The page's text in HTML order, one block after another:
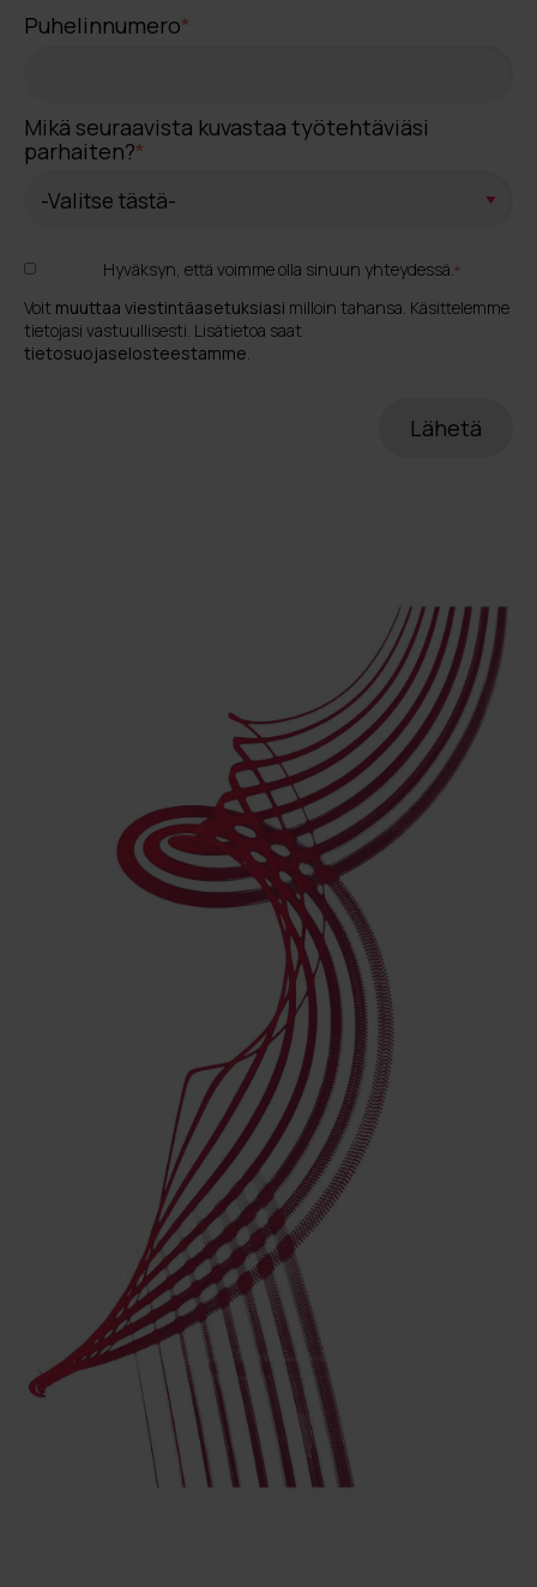
Puhelinnumero*
Mikä seuraavista kuvastaa työtehtäviäsi
parhaiten?*
Hyväksyn, että voimme olla sinuun yhteydessä.*
Voit muuttaa viestintäasetuksiasi milloin tahansa. Käsittelemme
tietojasi vastuullisesti. Lisätietoa saat
tietosuojaselosteestamme.